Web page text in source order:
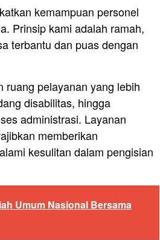
kemampuan personel
Prinsip kami adalah ramah,
terbantu dan puas dengan
ruang pelayanan yang lebih
disabilitas, hingga
administrasi. Layanan
memberikan
kesulitan dalam pengisian
Umum Nasional Bersama